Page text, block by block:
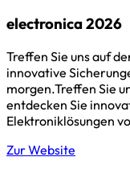
electronica 2026
Treffen Sie uns auf
innovative
morgen.Treffen Sie
entdecken Sie
Elektroniklösungen
Zur Website